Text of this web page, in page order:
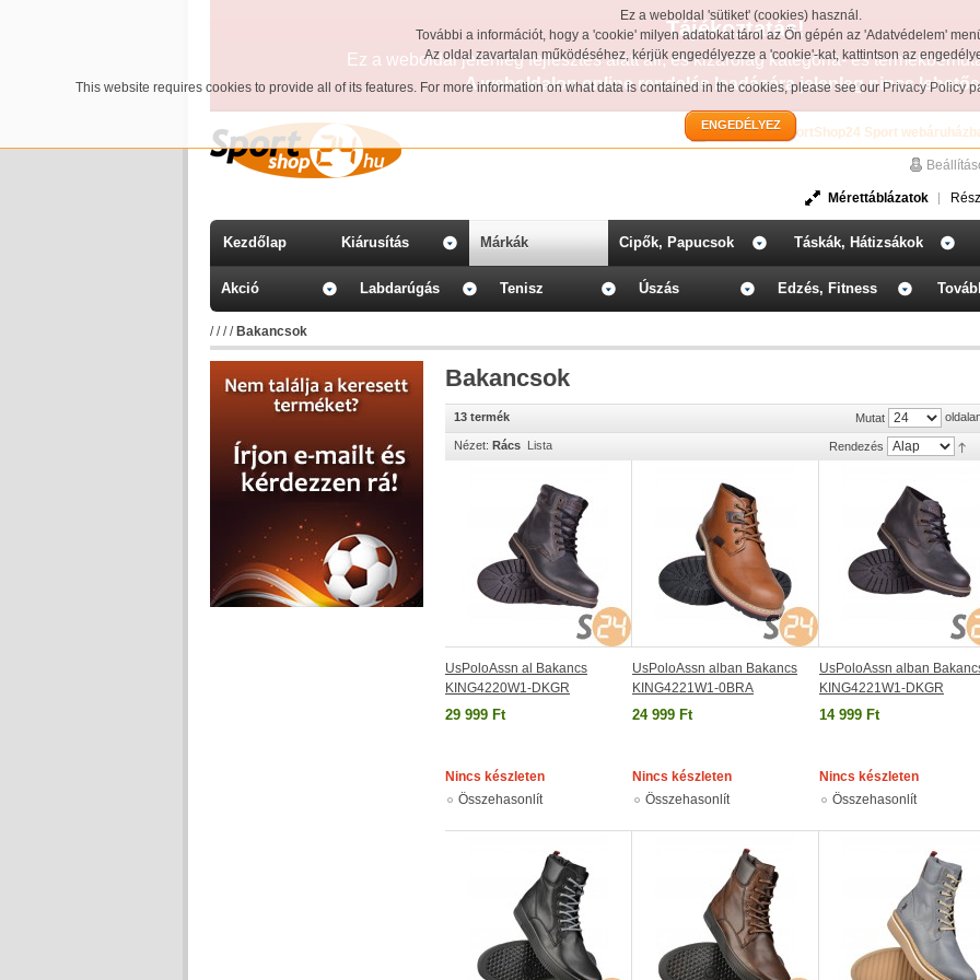
Ez a weboldal 'sütiket' (cookies) használ.
További a információt, hogy a 'cookie' milyen adatokat tárol az Ön gépén az 'Adatvédelem'
Az oldal zavartalan működéséhez, kérjük engedélyezze a 'cookie'-kat, kattintson az
This website requires cookies to provide all of its features. For more information on what data is contained in the cookies, please see ourPrivacy Policy
ENGEDÉLYEZ
Tájékoztatás!
Ez a weboldal jelenleg fejlesztés alatt áll, és kizárólag kategória- és
A weboldalon online rendelés leadására jelenleg nincs
Üdvözöljük a SportShop24 Sport
Mérettáblázatok
Kezdőlap Kiárusítás Márkák Cipők, Papucsok Táskák, Hátizsákok
Akció Labdarúgás Tenisz Úszás Edzés, Fitness
//// Bakancsok
Bakancsok
13 termék Mutat
Nézet: Rács Lista Rendezés
UsPoloAssn al Bakancs
KING4220W1-DKGR
29 999 Ft
Nincs készleten
Összehasonlít
UsPoloAssn alban Bakancs
KING4221W1-0BRA
24 999 Ft
Nincs készleten
Összehasonlít
UsPoloAssn alban
KING4221W1-DKGR
14 999 Ft
Nincs készleten
Összehasonlít